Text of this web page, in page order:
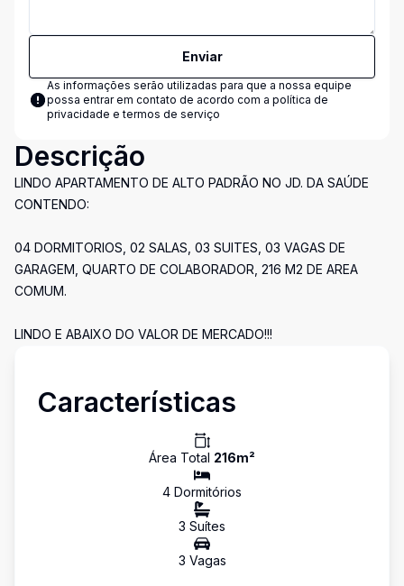
Enviar
As informações serão utilizadas para que a nossa equipe
possa entrar em contato de acordo com a política de
privacidade e termos de serviço
Descrição
LINDO APARTAMENTO DE ALTO PADRÃO NO JD. DA SAÚDE
CONTENDO:
04 DORMITORIOS, 02 SALAS, 03 SUITES, 03 VAGAS DE
GARAGEM, QUARTO DE COLABORADOR, 216 M2 DE AREA
COMUM.
LINDO E ABAIXO DO VALOR DE MERCADO!!!
Características
Área Total 216m²
4 Dormitórios
3 Suítes
3 Vagas